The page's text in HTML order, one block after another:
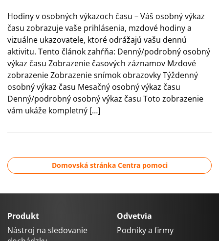
Hodiny v osobných výkazoch času – Váš osobný výkaz
času zobrazuje vaše prihlásenia, mzdové hodiny a
vizuálne ukazovatele, ktoré odrážajú vašu dennú
aktivitu. Tento článok zahŕňa: Denný/podrobný osobný
výkaz času Zobrazenie časových záznamov Mzdové
zobrazenie Zobrazenie snímok obrazovky Týždenný
osobný výkaz času Mesačný osobný výkaz času
Denný/podrobný osobný výkaz času Toto zobrazenie
vám ukáže kompletný […]
Domovská stránka Centra pomoci
Produkt
Nástroj na sledovanie
Odvetvia
Podniky a firmy